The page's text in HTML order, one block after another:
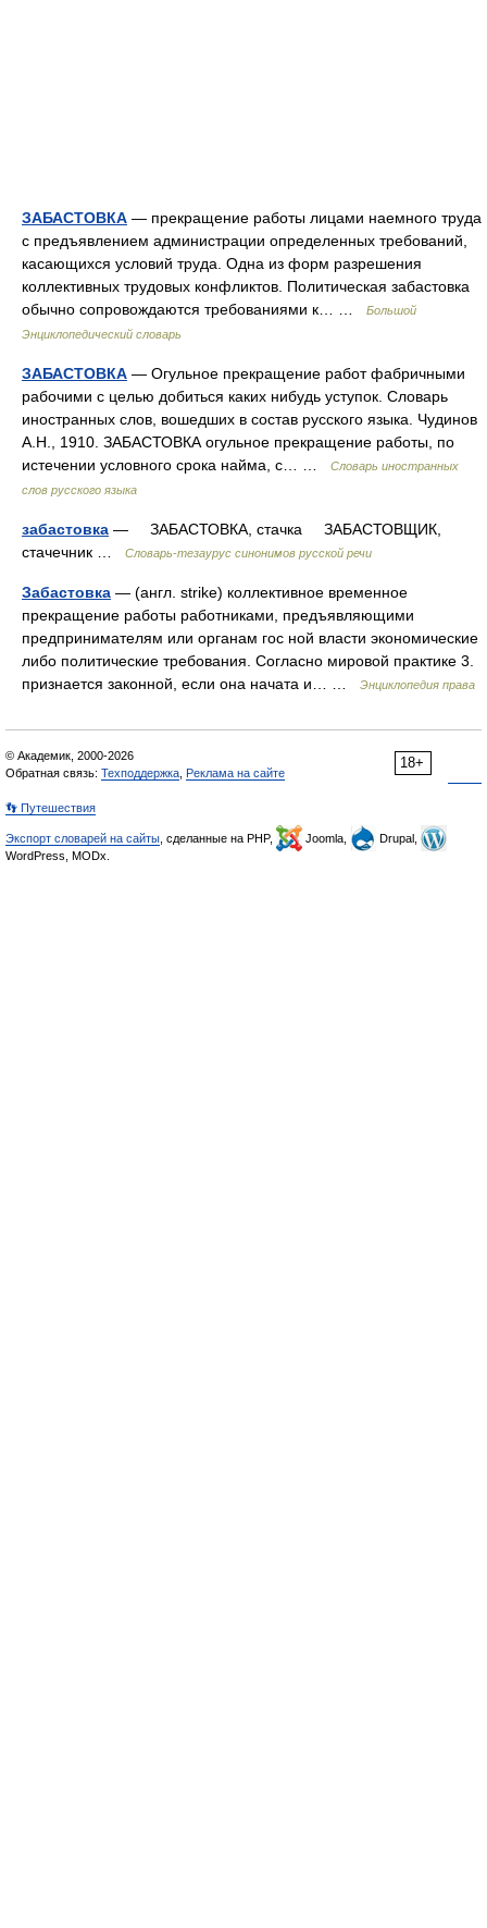
ЗАБАСТОВКА — прекращение работы лицами наемного труда
с предъявлением администрации определенных требований,
касающихся условий труда. Одна из форм разрешения
коллективных трудовых конфликтов. Политическая забастовка
обычно сопровождаются требованиями к… …
Большой
Энциклопедический словарь
ЗАБАСТОВКА — Огульное прекращение работ фабричными
рабочими с целью добиться каких нибудь уступок. Словарь
иностранных слов, вошедших в состав русского языка. Чудинов
А.Н., 1910. ЗАБАСТОВКА огульное прекращение работы, по
истечении условного срока найма, с… …
Словарь иностранных
слов русского языка
забастовка — ЗАБАСТОВКА, стачка ЗАБАСТОВЩИК,
стачечник …
Словарь-тезаурус синонимов русской речи
Забастовка — (англ. strike) коллективное временное
прекращение работы работниками, предъявляющими
предпринимателям или органам гос ной власти экономические
либо политические требования. Согласно мировой практике 3.
признается законной, если она начата и… …
Энциклопедия права
18+
© Академик, 2000-2026
Обратная связь: Техподдержка Реклама на сайте
👣 Путешествия
Экспорт словарей на сайты , сделанные на PHP, Joomla,
Drupal,
WordPress, MODx.